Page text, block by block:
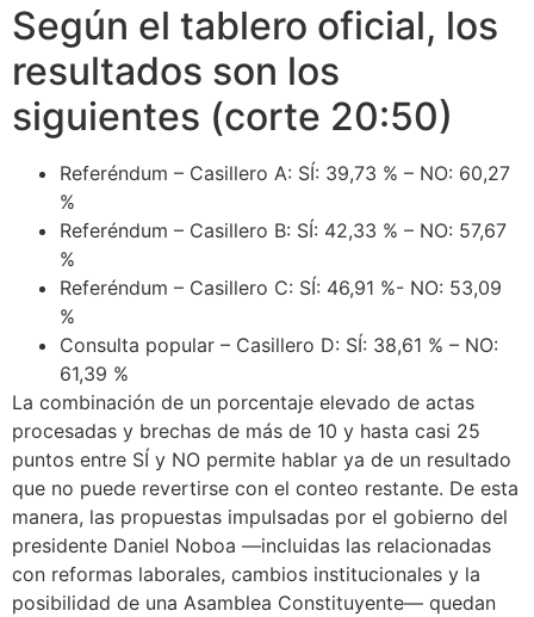
Según el tablero oficial, los
resultados son los
siguientes (corte 20:50)
Referéndum – Casillero A: SÍ: 39,73 % – NO: 60,27
%
Referéndum – Casillero B: SÍ: 42,33 % – NO: 57,67
%
Referéndum – Casillero C: SÍ: 46,91 %- NO: 53,09
%
Consulta popular – Casillero D: SÍ: 38,61 % – NO:
61,39 %
La combinación de un porcentaje elevado de actas
procesadas y brechas de más de 10 y hasta casi 25
puntos entre SÍ y NO permite hablar ya de un resultado
que no puede revertirse con el conteo restante. De esta
manera, las propuestas impulsadas por el gobierno del
presidente Daniel Noboa —incluidas las relacionadas
con reformas laborales, cambios institucionales y la
posibilidad de una Asamblea Constituyente— quedan